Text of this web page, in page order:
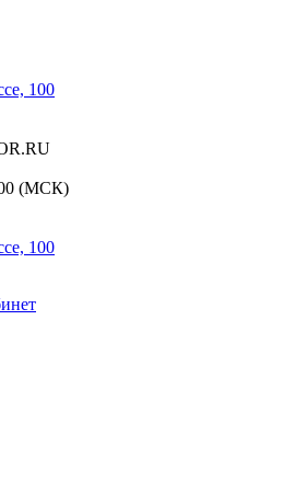
100
(МСК)
100